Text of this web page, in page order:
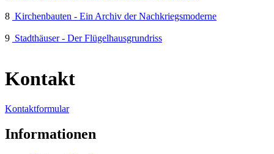
8 Kirchenbauten - Ein Archiv der Nachkriegsmoderne
9 Stadthäuser - Der Flügelhausgrundriss
Kontakt
Kontaktformular
Informationen